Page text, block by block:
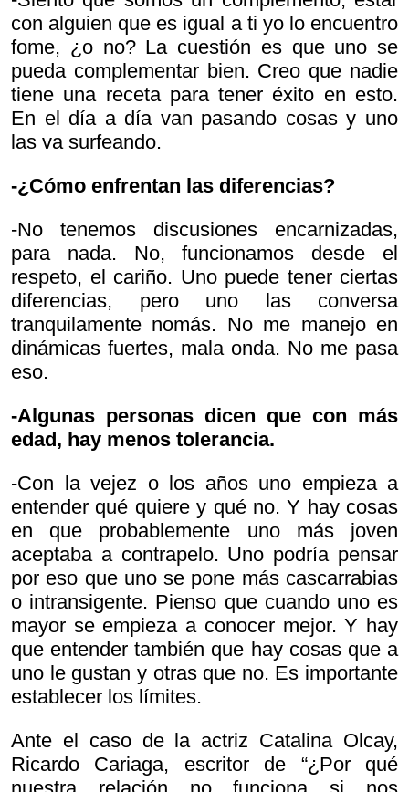
con alguien que es igual a ti yo lo encuentro
fome, ¿o no? La cuestión es que uno se
pueda complementar bien. Creo que nadie
tiene una receta para tener éxito en esto.
En el día a día van pasando cosas y uno
las va surfeando.
-¿Cómo enfrentan las diferencias?
-No tenemos discusiones encarnizadas,
para nada. No, funcionamos desde el
respeto, el cariño. Uno puede tener ciertas
diferencias, pero uno las conversa
tranquilamente nomás. No me manejo en
dinámicas fuertes, mala onda. No me pasa
eso.
-Algunas personas dicen que con más
edad, hay menos tolerancia.
-Con la vejez o los años uno empieza a
entender qué quiere y qué no. Y hay cosas
en que probablemente uno más joven
aceptaba a contrapelo. Uno podría pensar
por eso que uno se pone más cascarrabias
o intransigente. Pienso que cuando uno es
mayor se empieza a conocer mejor. Y hay
que entender también que hay cosas que a
uno le gustan y otras que no. Es importante
establecer los límites.
Ante el caso de la actriz Catalina Olcay,
Ricardo Cariaga, escritor de “¿Por qué